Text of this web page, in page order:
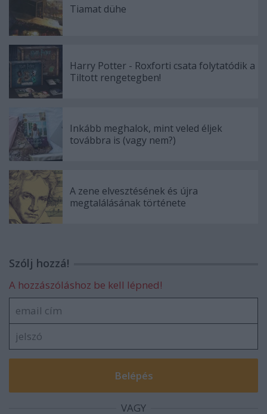
Tiamat dühe
Harry Potter - Roxforti csata folytatódik a
Tiltott rengetegben!
Inkább meghalok, mint veled éljek
továbbra is (vagy nem?)
A zene elvesztésének és újra
megtalálásának története
Szólj hozzá!
A hozzászóláshoz be kell lépned!
VAGY